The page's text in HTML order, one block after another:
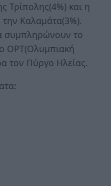
και η
Καλαμάτα(3%).
συμπληρώνουν το
OPT(Ολυμπιακή
τον Πύργο Ηλείας.